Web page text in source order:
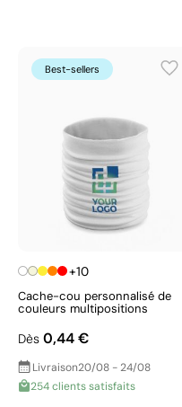
Best-sellers
+10
Cache-cou personnalisé de
couleurs multipositions
Dès 0,44 €
Livraison20/08 - 24/08
254 clients satisfaits